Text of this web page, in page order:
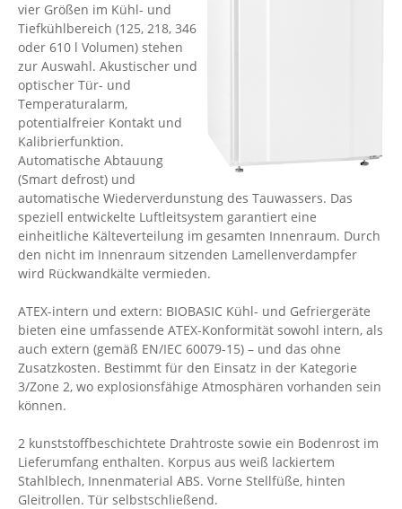
vier Größen im Kühl- und
Tiefkühlbereich (125, 218, 346
oder 610 l Volumen) stehen
zur Auswahl. Akustischer und
optischer Tür- und
Temperaturalarm,
potentialfreier Kontakt und
Kalibrierfunktion.
Automatische Abtauung
(Smart defrost) und
automatische Wiederverdunstung des Tauwassers. Das
speziell entwickelte Luftleitsystem garantiert eine
einheitliche Kälteverteilung im gesamten Innenraum. Durch
den nicht im Innenraum sitzenden Lamellenverdampfer
wird Rückwandkälte vermieden.
ATEX-intern und extern: BIOBASIC Kühl- und Gefriergeräte
bieten eine umfassende ATEX-Konformität sowohl intern, als
auch extern (gemäß EN/IEC 60079-15) – und das ohne
Zusatzkosten. Bestimmt für den Einsatz in der Kategorie
3/Zone 2, wo explosionsfähige Atmosphären vorhanden sein
können.
2 kunststoffbeschichtete Drahtroste sowie ein Bodenrost im
Lieferumfang enthalten. Korpus aus weiß lackiertem
Stahlblech, Innenmaterial ABS. Vorne Stellfüße, hinten
Gleitrollen. Tür selbstschließend.